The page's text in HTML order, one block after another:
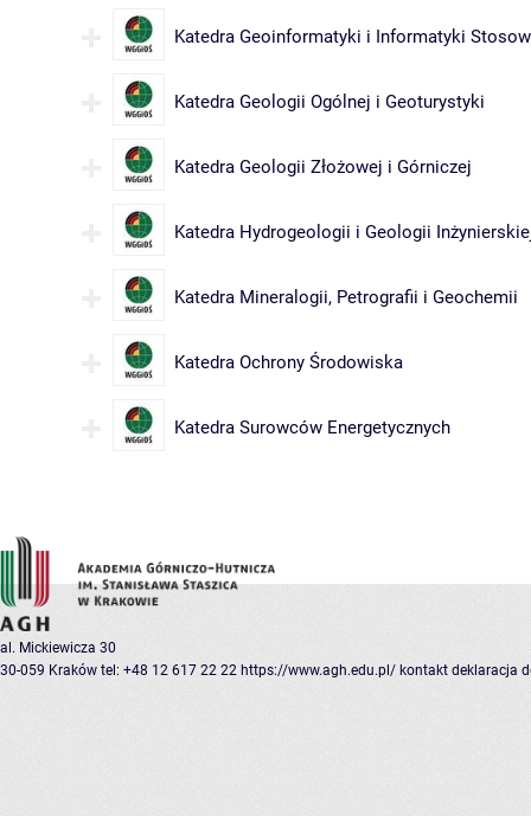
Katedra Geoinformatyki i Informatyki
Katedra Geologii Ogólnej i Geoturystyki
Katedra Geologii Złożowej i Górniczej
Katedra Hydrogeologii i Geologii
Katedra Mineralogii, Petrografii i Geochemii
Katedra Ochrony Środowiska
Katedra Surowców Energetycznych
al. Mickiewicza 30
30-059 Kraków tel: +48 12 617 22 22 https://www.agh.edu.pl/ kontakt deklaracja